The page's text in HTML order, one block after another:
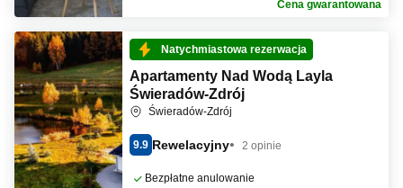
Cena gwarantowana
Natychmiastowa rezerwacja
Apartamenty Nad Wodą Layla
Świeradów-Zdrój
Świeradów-Zdrój
9.9 Rewelacyjny 2 opinie
Bezpłatne anulowanie